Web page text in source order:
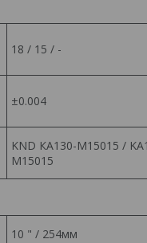
18 / 15 / -
±0.004
KND КА130-M15015 /
M15015
10 " / 254мм